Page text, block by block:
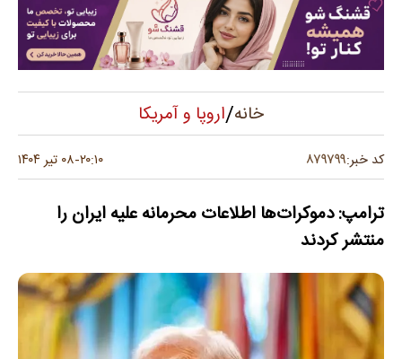
خانه/اروپا و آمریکا
کد خبر:۸۷۹۷۹۹ ۲۰:۱۰-۰۸ تیر ۱۴۰۴
ترامپ: دموکرات‌ها اطلاعات‌ محرمانه علیه ایران را
منتشر کردند